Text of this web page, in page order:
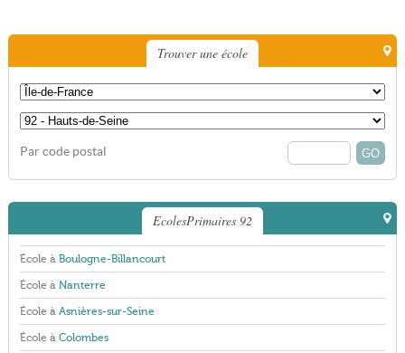
Trouver une école
Par code postal
EcolesPrimaires 92
École à Boulogne-Billancourt
École à Nanterre
École à Asnières-sur-Seine
École à Colombes